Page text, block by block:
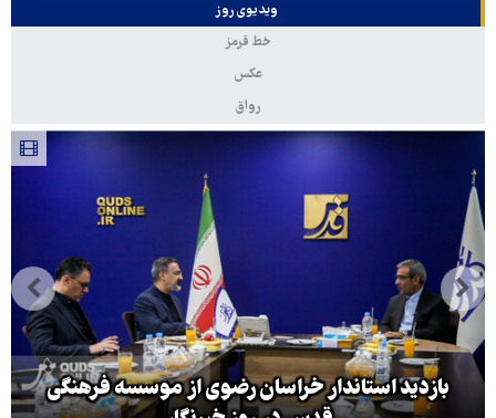
ویدیوی روز
خط قرمز
عکس
رواق
بازدید استاندار خراسان رضوی از موسسه فرهنگی